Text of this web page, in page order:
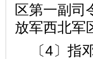
区第一副司
放军西北军
〔4〕指